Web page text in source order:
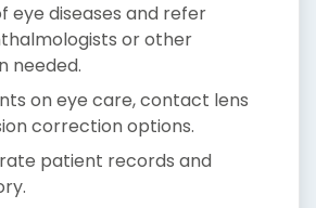
eye diseases and refer
or other
needed.
on eye care, contact lens
correction options.
patient records and